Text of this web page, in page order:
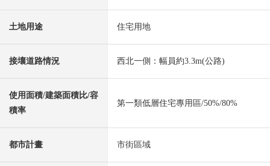
土地用途 住宅用地
接壤道路情況 西北一側：幅員約3.3m(公路)
使用面積/建築面積比/容
積率
第一類低層住宅專用區/50%/80%
都市計畫 市街區域